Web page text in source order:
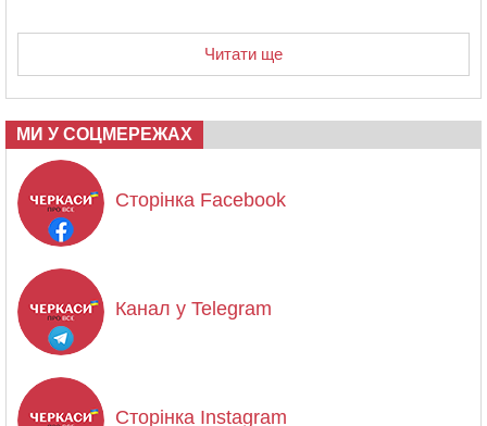
Читати ще
МИ У СОЦМЕРЕЖАХ
Сторінка Facebook
Канал у Telegram
Сторінка Instagram